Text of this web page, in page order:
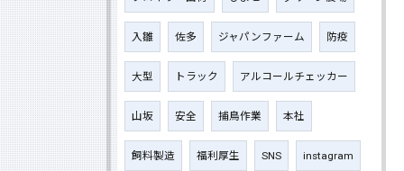
入雛 佐多 ジャパンファーム 防疫
大型 トラック アルコールチェッカー
山坂 安全 捕鳥作業 本社
飼料製造 福利厚生 SNS instagram